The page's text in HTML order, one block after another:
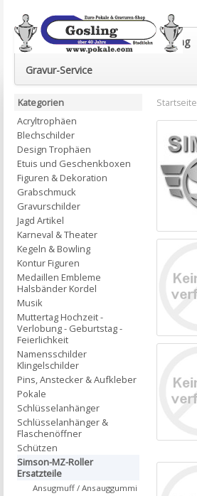
Euro-Pokale & Gravur-Shop Gosling
Gravur-Service
Startseite
Kategorien
Acryltrophäen
Blechschilder
Design Trophäen
Etuis und Geschenkboxen
Figuren & Dekoration
Grabschmuck
Gravurschilder
Jagd Artikel
Karneval & Theater
Kegeln & Bowling
Kontur Figuren
Medaillen Embleme
Halsbänder Kordel
Musik
Muttertag Hochzeit -
Verlobung - Geburtstag -
Feierlichkeit
Namensschilder
Klingelschilder
Pins, Anstecker & Aufkleber
Pokale
Schlüsselanhänger
Schlüsselanhänger &
Flaschenöffner
Schützen
Simson-MZ-Roller
Ersatzteile
Ansugmuff / Ansauggummi